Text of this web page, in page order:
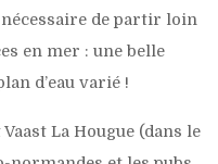
nécessaire de partir loin
en mer : une belle
d’eau varié !
La Hougue (dans le